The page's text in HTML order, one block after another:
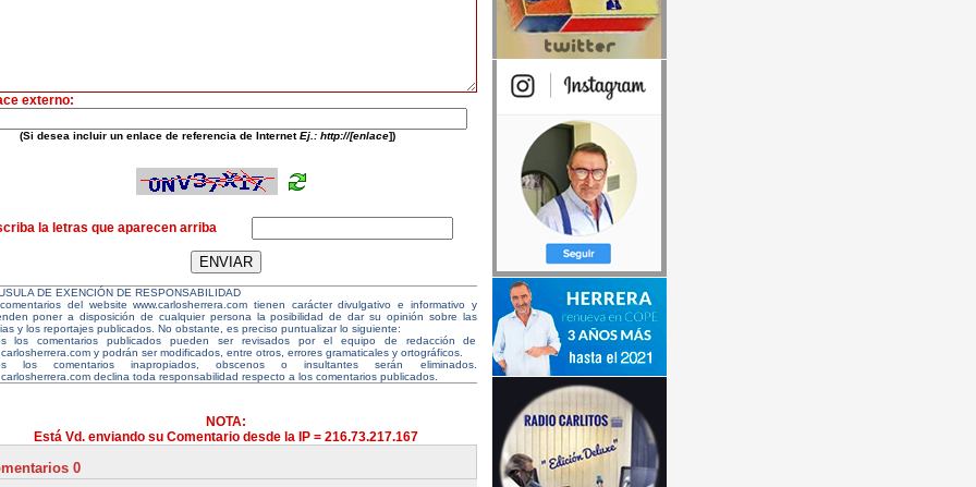
externo:
(Si desea incluir un enlace de referencia de InternetEj.: http://[enlace])
la letras que aparecen arriba
DE EXENCIÓN DE RESPONSABILIDAD
del website www.carlosherrera.com tienen carácter divulgativo e informativo y
poner a disposición de cualquier persona la posibilidad de dar su opinión sobre las
y los reportajes publicados. No obstante, es preciso puntualizar lo siguiente:
los comentarios publicados pueden ser revisados por el equipo de redacción de
y podrán ser modificados, entre otros, errores gramaticales y ortográficos.
los comentarios inapropiados, obscenos o insultantes serán eliminados.
declina toda responsabilidad respecto a los comentarios publicados.
NOTA:
Está Vd. enviando su Comentario desde la IP = 216.73.217.167
0